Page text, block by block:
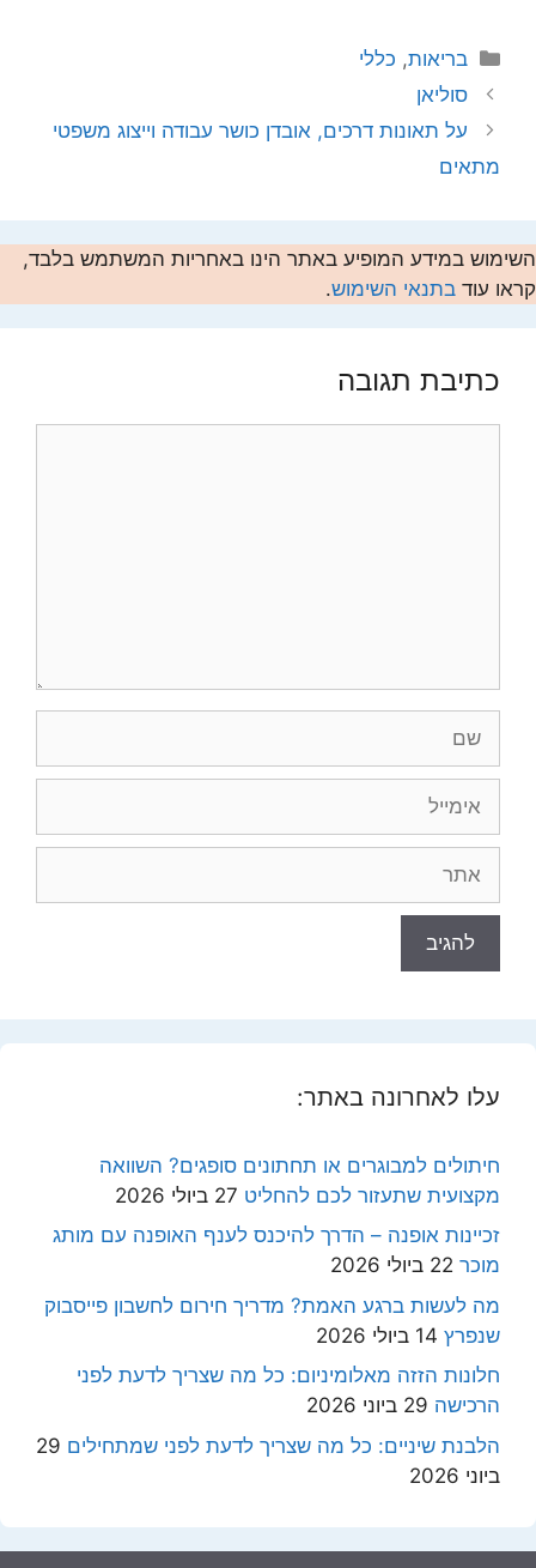
קטגוריות
בריאות, כללי
סוליאן
על תאונות דרכים, אובדן כושר עבודה וייצוג משפטי
מתאים
השימוש במידע המופיע באתר הינו באחריות המשתמש בלבד,
קראו עוד בתנאי השימוש.
כתיבת תגובה
עלו לאחרונה באתר:
חיתולים למבוגרים או תחתונים סופגים? השוואה
מקצועית שתעזור לכם להחליט 27 ביולי 2026
זכיינות אופנה – הדרך להיכנס לענף האופנה עם מותג
מוכר 22 ביולי 2026
מה לעשות ברגע האמת? מדריך חירום לחשבון פייסבוק
שנפרץ 14 ביולי 2026
חלונות הזזה מאלומיניום: כל מה שצריך לדעת לפני
הרכישה 29 ביוני 2026
הלבנת שיניים: כל מה שצריך לדעת לפני שמתחילים 29
ביוני 2026